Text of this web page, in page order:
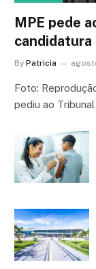
MPE pede
candidatura
By Patricia
Foto:
pediu ao